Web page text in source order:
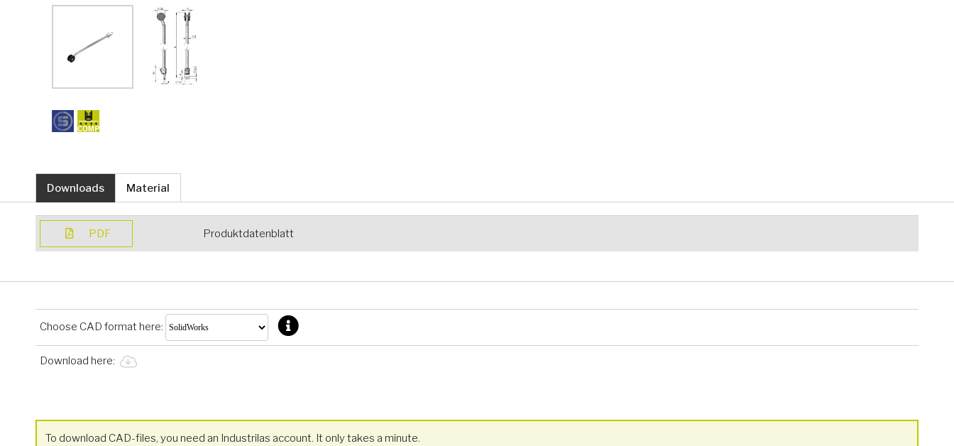
Downloads Material
PDF Produktdatenblatt
Choose CAD format here:
Download here:
To download CAD-files, you need an Industrilas account. It only takes a minute.